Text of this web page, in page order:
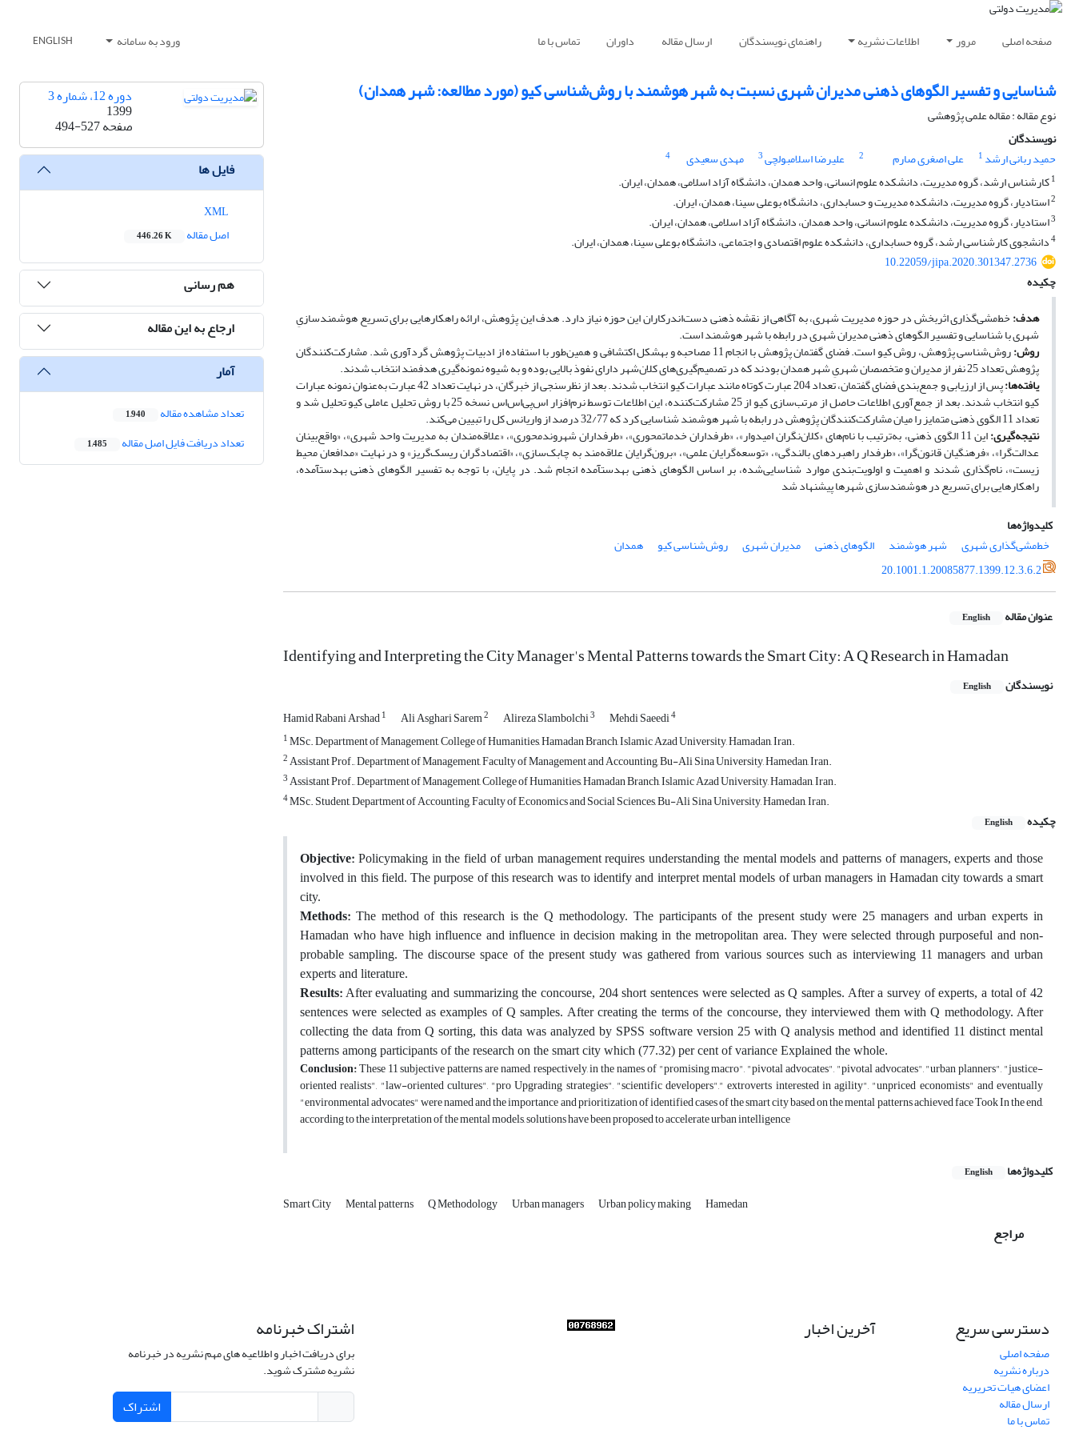
صفحه اصلی مرور اطلاعات نشریه راهنمای نویسندگان ارسال مقاله داوران تماس با ما ورود به سامانه ENGLISH
شناسایی و تفسیر الگوهای ذهنی مدیران شهری نسبت به شهر هوشمند با روش‌شناسی کیو (مورد مطالعه: شهر همدان)
نوع مقاله : مقاله علمی پژوهشی
نویسندگان
حمید ربانی ارشد 1 علی اصغری صارم 2 علیرضا اسلامبولچی3 مهدی سعیدی
4
1کارشناس ارشد، گروه مدیریت، دانشکده علوم انسانی، واحد همدان، دانشگاه آزاد اسلامی، همدان، ایران.
2استادیار، گروه مدیریت، دانشکده مدیریت و حسابداری، دانشگاه بوعلی سینا، همدان، ایران.
3استادیار، گروه مدیریت، دانشکده علوم انسانی، واحد همدان، دانشگاه آزاد اسلامی، همدان، ایران.
4دانشجوی کارشناسی ارشد، گروه حسابداری، دانشکده علوم اقتصادی و اجتماعی، دانشگاه بوعلی سینا، همدان، ایران.
10.22059/jipa.2020.301347.2736
چکیده
هدف:خط‌مشی‌گذاری اثربخش در حوزه مدیریت شهری، به آگاهی از نقشه ذهنی دست‌اندرکاران این حوزه نیاز دارد. هدف این پژوهش، ارائه راهکار‌هایی برای تسریع هوشمندسازیِ
شهری با شناسایی و تفسیر الگوهای ذهنی مدیران شهری در رابطه با شهر هوشمند است.
روش: روش‌شناسی پژوهش، روش کیو است. فضای گفتمان پژوهش با انجام 11 مصاحبه و به‎شکل اکتشافی و همین‌طور با استفاده از ادبیات پژوهش گردآوری شد. مشارکت‌کنندگان
پژوهش تعداد 25 نفر از مدیران و متخصصان شهریِ شهر همدان بودند که در تصمیم‌گیری‌های کلان‌شهر دارای نفوذ بالایی بوده و به شیوه نمونه‌گیری هدفمند انتخاب شدند.
یافته‌ها: پس از ارزیابی و جمع‌بندی فضای گفتمان، تعداد 204 عبارت کوتاه مانند عبارات کیو انتخاب شدند. بعد از نظرسنجی از خبرگان، در نهایت تعداد 42 عبارت به‌عنوان نمونه عبارات
کیو انتخاب شدند. بعد از جمع‌آوری اطلاعات حاصل از مرتب‌سازی کیو از 25 مشارکت‌کننده، این اطلاعات توسط نرم‌افزار اس‌پی‌اس‌اس نسخه 25 با روش تحلیل عاملی کیو تحلیل شد و
تعداد 11 الگوی ذهنی متمایز را میان مشارکت‌کنندگان پژوهش در رابطه با شهر هوشمند شناسایی کرد که 32/77 درصد از واریانس کل را تبیین می‌کند.
نتیجه‌گیری: این 11 الگوی ذهنی، به‌ترتیب با نام‌های «کلان‌نگران امیدوار»، «طرفداران خدمات‎محوری»، «طرفداران شهروند‌محوری»، «علاقه‌مندان به مدیریت واحد شهری»، «واقع‌بینان
عدالت‌گرا»، «فرهنگیان قانون‌گرا»، «طرفدار راهبردهای بالندگی»، «توسعه‌گرایان علمی»، «برون‌گرایان علاقه‌مند به چابک‌سازی»، «اقتصادگران ریسک‌گریز» و در نهایت «مدافعان محیط‌
زیست»، نام‌گذاری شدند و اهمیت و اولویت‌بندی موارد شناسایی‌شده، بر اساس الگوهای ذهنی به‎دست‎آمده انجام شد. در پایان، با توجه به تفسیر الگوهای ذهنی به‎دست‎آمده،
راهکارهایی برای تسریع در هوشمندسازی شهرها پیشنهاد شد
کلیدواژه‌ها
خط‌مشی‌گذاری شهری
شهر هوشمند الگوهای ذهنی مدیران شهری روش‌شناسی کیو
همدان
20.1001.1.20085877.1399.12.3.6.2
عنوان مقاله English
Identifying and Interpreting the City Manager's Mental Patterns towards the Smart City: A Q Research in Hamadan
نویسندگان English
Hamid Rabani Arshad1 Ali Asghari Sarem2 Alireza Slambolchi3 Mehdi Saeedi4
1MSc. Department of Management, College of Humanities, Hamadan Branch, Islamic Azad University, Hamadan, Iran.
2Assistant Prof., Department of Management, Faculty of Management and Accounting, Bu-Ali Sina University, Hamedan, Iran.
3Assistant Prof., Department of Management, College of Humanities, Hamadan Branch, Islamic Azad University, Hamadan, Iran.
4MSc. Student, Department of Accounting, Faculty of Economics and Social Sciences, Bu-Ali Sina University, Hamedan, Iran.
چکیده
English
Objective: Policymaking in the field of urban management requires understanding the mental models and patterns of managers, experts and those
involved in this field. The purpose of this research was to identify and interpret mental models of urban managers in Hamadan city towards a smart
city.
Methods: The method of this research is the Q methodology. The participants of the present study were 25 managers and urban experts in
Hamadan who have high influence and influence in decision making in the metropolitan area. They were selected through purposeful and non-
probable sampling. The discourse space of the present study was gathered from various sources such as interviewing 11 managers and urban
experts and literature.
Results: After evaluating and summarizing the concourse, 204 short sentences were selected as Q samples. After a survey of experts, a total of 42
sentences were selected as examples of Q samples. After creating the terms of the concourse, they interviewed them with Q methodology. After
collecting the data from Q sorting, this data was analyzed by SPSS software version 25 with Q analysis method and identified 11 distinct mental
patterns among participants of the research on the smart city which (77.32) per cent of variance Explained the whole.
Conclusion:These 11 subjective patterns are named, respectively, in the names of "promising macro", "pivotal advocates", "pivotal advocates", "urban planners", "justice-
oriented realists", "law-oriented cultures", "pro Upgrading strategies", "scientific developers"," extroverts interested in agility", "unpriced economists" and eventually
"environmental advocates" were named and the importance and prioritization of identified cases of the smart city based on the mental patterns achieved face Took In the end,
according to the interpretation of the mental models, solutions have been proposed to accelerate urban intelligence
کلیدواژه‌ها English
Smart City Mental patterns Q Methodology Urban managers Urban policy making Hamedan
مراجع
دوره 12، شماره 3
1399
صفحه494-527
فایل ها
اصل مقاله
446.26 K
هم رسانی
ارجاع به این مقاله
آمار
تعداد مشاهده مقاله 1,940
تعداد دریافت فایل اصل مقاله 1,485
دسترسی سریع
صفحه اصلی
درباره نشریه
اعضای هیات تحریریه
ارسال مقاله
تماس با ما
آخرین اخبار اشتراک خبرنامه
برای دریافت اخبار و اطلاعیه های مهم نشریه در خبرنامه
نشریه مشترک شوید.
اشتراک